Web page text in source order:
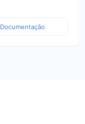
Documentação